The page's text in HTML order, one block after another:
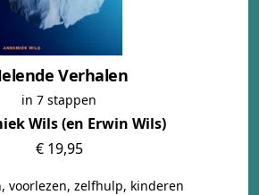
Verhalen
in 7 stappen
Wils (en Erwin Wils)
€ 19,95
voorlezen, zelfhulp, kinderen